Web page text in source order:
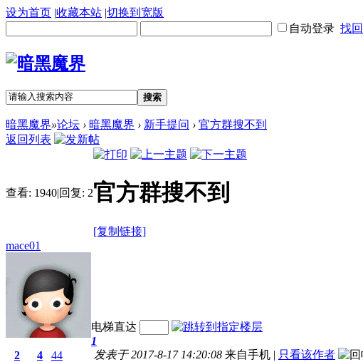
设为首页 |收藏本站 |切换到宽版
自动登录 找
搜索
暗黑魔界»论坛 › 暗黑魔界 › 新手提问 › 官方群搜不到
返回列表
查看: 1940|回复: 2官方群搜不到
[复制链接]
mace01
2 4 44
电梯直达
1
发表于 2017-8-17 14:20:08 来自手机 | 只看该作者